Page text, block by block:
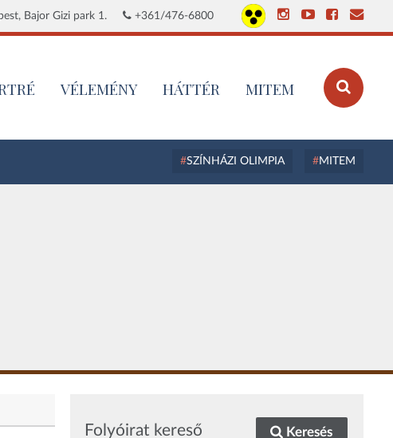
Bajor Gizi park 1. +361/476-6800
VÉLEMÉNY HÁTTÉR MITEM
SZÍNHÁZI OLIMPIA MITEM
Folyóirat kereső Keresés